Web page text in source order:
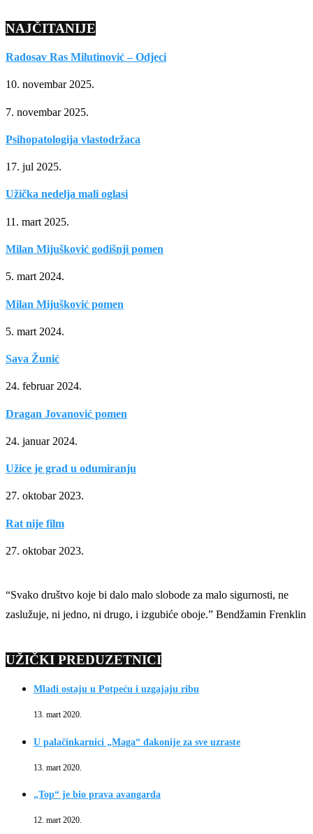
NAJČITANIJE
Radosav Ras Milutinović – Odjeci
10. novembar 2025.
7. novembar 2025.
Psihopatologija vlastodržaca
17. jul 2025.
Užička nedelja mali oglasi
11. mart 2025.
Milan Mijušković godišnji pomen
5. mart 2024.
Milan Mijušković pomen
5. mart 2024.
Sava Žunić
24. februar 2024.
Dragan Jovanović pomen
24. januar 2024.
Užice je grad u odumiranju
27. oktobar 2023.
Rat nije film
27. oktobar 2023.
“Svako društvo koje bi dalo malo slobode za malo sigurnosti, ne
zaslužuje, ni jedno, ni drugo, i izgubiće oboje.” Bendžamin Frenklin
UŽIČKI PREDUZETNICI
Mladi ostaju u Potpeću i uzgajaju ribu
13. mart 2020.
U palačinkarnici „Maga“ đakonije za sve uzraste
13. mart 2020.
„Top“ je bio prava avangarda
12. mart 2020.